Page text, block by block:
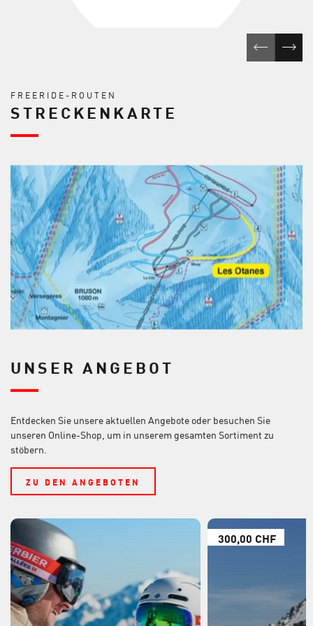
FREERIDE-ROUTEN
STRECKENKARTE
300,00 CHF
UNSER ANGEBOT
Entdecken Sie unsere aktuellen Angebote oder besuchen Sie
unseren Online-Shop, um in unserem gesamten Sortiment zu
stöbern.
ZU DEN ANGEBOTEN